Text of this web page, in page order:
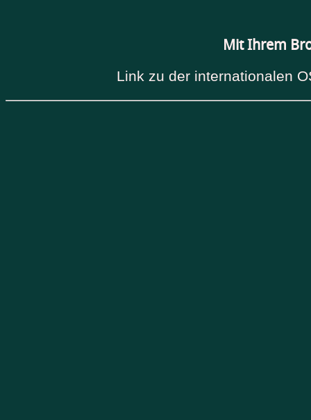
Mit Ihrem
Link zu der internationalen